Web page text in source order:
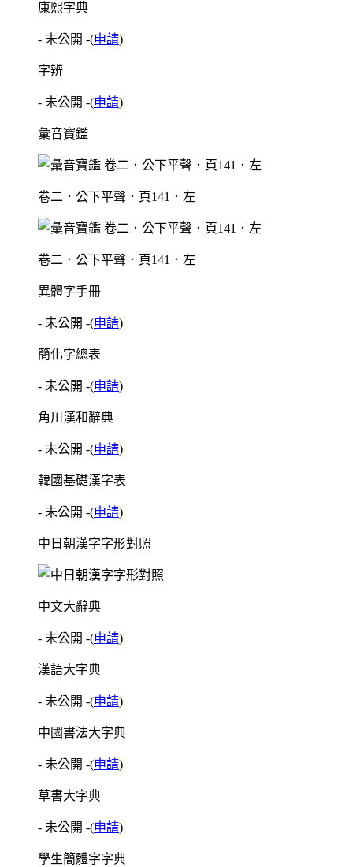
康熙字典
- 未公開 -(申請)
字辨
- 未公開 -(申請)
彙音寶鑑
卷二．公下平聲．頁141．左
卷二．公下平聲．頁141．左
異體字手冊
- 未公開 -(申請)
簡化字總表
- 未公開 -(申請)
角川漢和辭典
- 未公開 -(申請)
韓國基礎漢字表
- 未公開 -(申請)
中日朝漢字字形對照
中文大辭典
- 未公開 -(申請)
漢語大字典
- 未公開 -(申請)
中國書法大字典
- 未公開 -(申請)
草書大字典
- 未公開 -(申請)
學生簡體字字典